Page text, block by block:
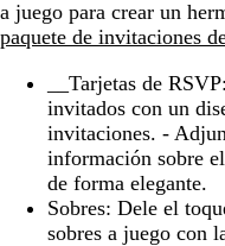
a juego para crear un
paquete de invitaciones
__Tarjetas de
invitados con un
invitaciones. -
información sobre
de forma elegante.
Sobres: Dele el
sobres a juego con